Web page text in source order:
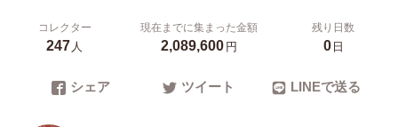
コレクター
247人
現在までに集まった金額
2,089,600円
残り日数
0日
シェア ツイート LINEで送る